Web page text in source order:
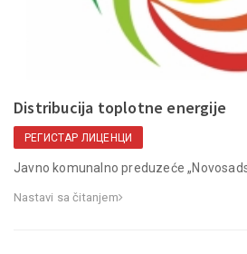
Distribucija toplotne energije
РЕГИСТАР ЛИЦЕНЦИ
Javno komunalno preduzeće
Nastavi sa čitanjem